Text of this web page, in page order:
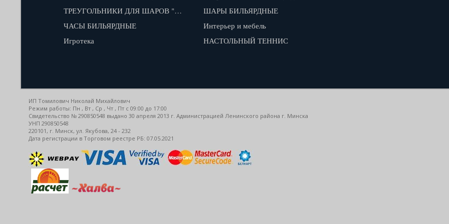
ТРЕУГОЛЬНИКИ ДЛЯ ШАРОВ "КАЮКОВ"
ШАРЫ БИЛЬЯРДНЫЕ
ЧАСЫ БИЛЬЯРДНЫЕ
Интерьер и мебель
Игротека
НАСТОЛЬНЫЙ ТЕННИС
ИП Томилович Николай Михайлович
Режим работы: Пн , Вт , Ср , Чт , Пт c 09:00 до 17:00
Свидетельство № 290850548 выдано 30 апреля 2013 г. Администрацией Ленинского района г. Минска
УНП 290850548
220101, г. Минск, ул. Якубова, 24 - 232
Дата регистрации в Торговом реестре РБ: 07.05.2021